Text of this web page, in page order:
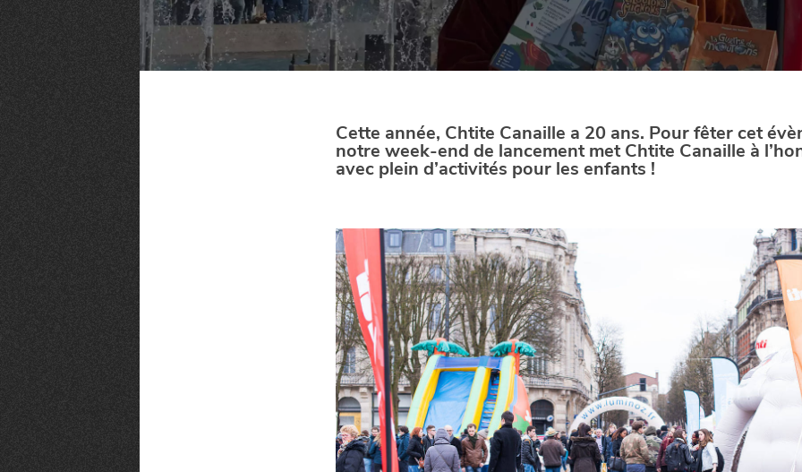
Cette année, Chtite Canaille a 20 ans. Pour fêter cet
notre week-end de lancement met Chtite Canaille à
avec plein d’activités pour les enfants !